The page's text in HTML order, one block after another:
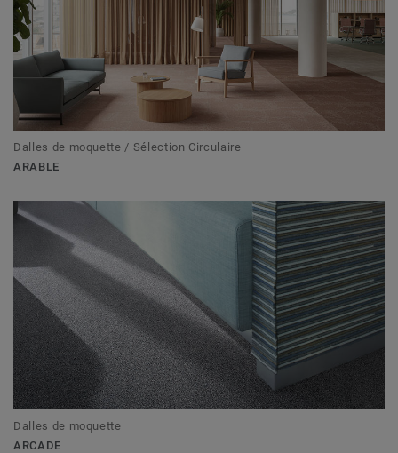
Dalles de moquette / Sélection Circulaire
ARABLE
Dalles de moquette
ARCADE